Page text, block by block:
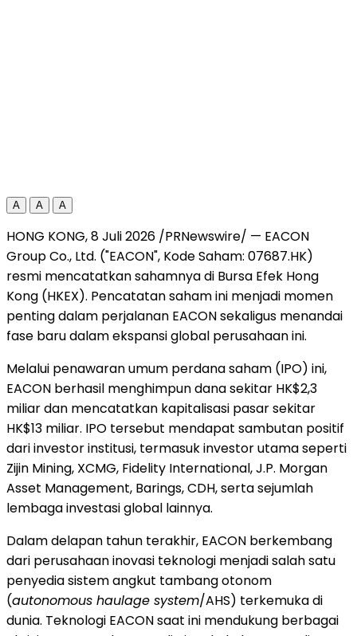
A A A
HONG KONG, 8 Juli 2026 /PRNewswire/ — EACON
Group Co., Ltd. ("EACON", Kode Saham: 07687.HK)
resmi mencatatkan sahamnya di Bursa Efek Hong
Kong (HKEX). Pencatatan saham ini menjadi momen
penting dalam perjalanan EACON sekaligus menandai
fase baru dalam ekspansi global perusahaan ini.
Melalui penawaran umum perdana saham (IPO) ini,
EACON berhasil menghimpun dana sekitar HK$2,3
miliar dan mencatatkan kapitalisasi pasar sekitar
HK$13 miliar. IPO tersebut mendapat sambutan positif
dari investor institusi, termasuk investor utama seperti
Zijin Mining, XCMG, Fidelity International, J.P. Morgan
Asset Management, Barings, CDH, serta sejumlah
lembaga investasi global lainnya.
Dalam delapan tahun terakhir, EACON berkembang
dari perusahaan inovasi teknologi menjadi salah satu
penyedia sistem angkut tambang otonom
(autonomous haulage system/AHS) terkemuka di
dunia. Teknologi EACON saat ini mendukung berbagai